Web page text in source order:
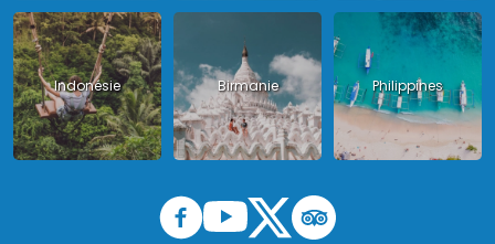
Indonésie Birmanie Philippines